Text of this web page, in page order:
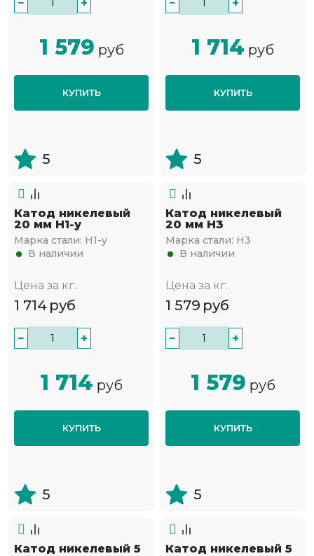
− +
1 579 руб
КУПИТЬ
5
− +
1 714 руб
КУПИТЬ
5
Катод никелевый
20 мм Н1-у
Марка стали: Н1-у
В наличии
Цена за кг.
1 714 руб
− +
1 714 руб
КУПИТЬ
5
Катод никелевый
20 мм Н3
Марка стали: Н3
В наличии
Цена за кг.
1 579 руб
− +
1 579 руб
КУПИТЬ
5
Катод никелевый 5
Катод никелевый 5